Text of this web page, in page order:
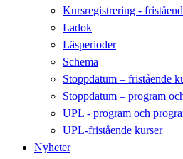
Kursregistrering -
Ladok
Läsperioder
Schema
Stoppdatum – fristående
Stoppdatum – program
UPL - program och
UPL-fristående kurser
Nyheter